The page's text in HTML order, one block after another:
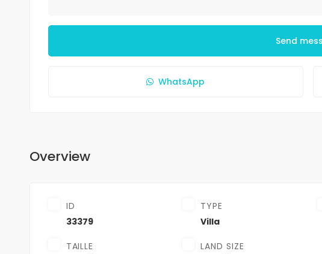
Send
WhatsApp
Overview
ID
33379
TYPE
Villa
TAILLE
LAND SIZE